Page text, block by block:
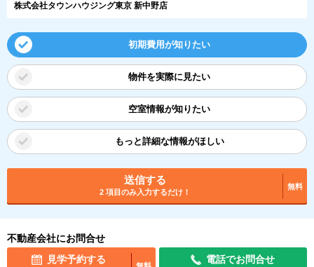
株式会社タウンハウジング東京 新中野店
初期費用が知りたい
物件を実際に見たい
空室情報が知りたい
もっと詳細な情報がほしい
送信する
2 項目のみ入力するだけ！
無料
不動産会社にお問合せ
見学予約する
電話でお問合せ